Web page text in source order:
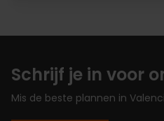
Schrijf je in voor
Mis de beste plannen in